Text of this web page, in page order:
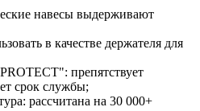
навесы выдерживают
в качестве держателя для
препятствует
срок службы;
рассчитана на 30 000+